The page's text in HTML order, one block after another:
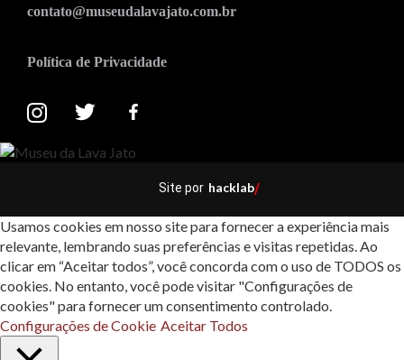
contato@museudalavajato.com.br
Política de Privacidade
Site por hacklab/
Usamos cookies em nosso site para fornecer a experiência mais
relevante, lembrando suas preferências e visitas repetidas. Ao
clicar em “Aceitar todos”, você concorda com o uso de TODOS os
cookies. No entanto, você pode visitar "Configurações de
cookies" para fornecer um consentimento controlado.
Configurações de Cookie Aceitar Todos